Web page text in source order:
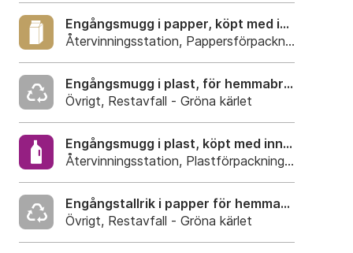
Engångsmugg i papper, köpt med innehåll
Återvinningsstation, Pappersförpackningar.
Engångsmugg i plast, för hemmabruk
Övrigt, Restavfall - Gröna kärlet
Engångsmugg i plast, köpt med innehåll
Återvinningsstation, Plastförpackningar. Eller
Engångstallrik i papper för hemmabruk
Övrigt, Restavfall - Gröna kärlet